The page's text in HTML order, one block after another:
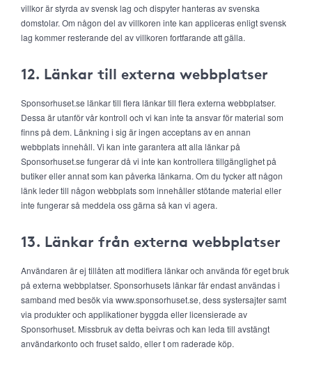
villkor är styrda av svensk lag och dispyter hanteras av svenska
domstolar. Om någon del av villkoren inte kan appliceras enligt svensk
lag kommer resterande del av villkoren fortfarande att gälla.
12. Länkar till externa webbplatser
Sponsorhuset.se länkar till flera länkar till flera externa webbplatser.
Dessa är utanför vår kontroll och vi kan inte ta ansvar för material som
finns på dem. Länkning i sig är ingen acceptans av en annan
webbplats innehåll. Vi kan inte garantera att alla länkar på
Sponsorhuset.se fungerar då vi inte kan kontrollera tillgänglighet på
butiker eller annat som kan påverka länkarna. Om du tycker att någon
länk leder till någon webbplats som innehåller stötande material eller
inte fungerar så meddela oss gärna så kan vi agera.
13. Länkar från externa webbplatser
Användaren är ej tillåten att modifiera länkar och använda för eget bruk
på externa webbplatser. Sponsorhusets länkar får endast användas i
samband med besök via www.sponsorhuset.se, dess systersajter samt
via produkter och applikationer byggda eller licensierade av
Sponsorhuset. Missbruk av detta beivras och kan leda till avstängt
användarkonto och fruset saldo, eller t om raderade köp.